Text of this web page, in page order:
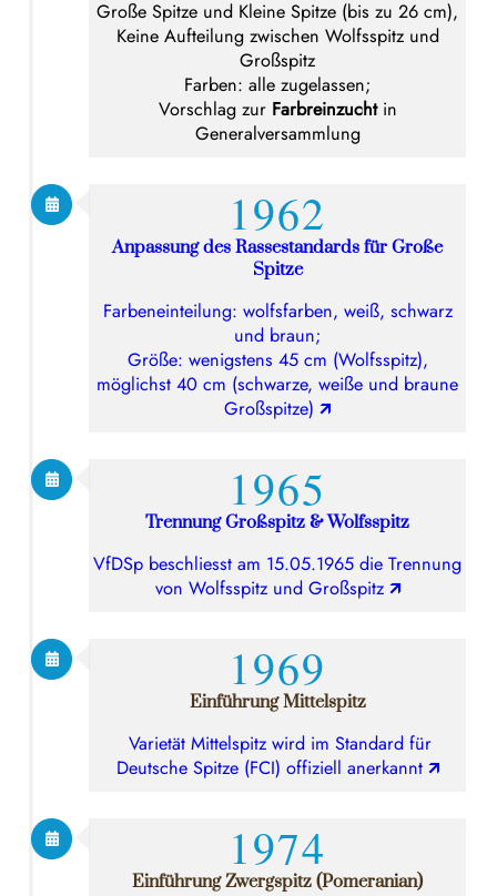
Große Spitze und Kleine Spitze (bis zu 26 cm),
Keine Aufteilung zwischen Wolfsspitz und
Großspitz
Farben: alle zugelassen;
Vorschlag zur Farbreinzucht in
Generalversammlung
1962
Anpassung des Rassestandards für Große
Spitze
Farbeneinteilung: wolfsfarben, weiß, schwarz
und braun;
Größe: wenigstens 45 cm (Wolfsspitz),
möglichst 40 cm (schwarze, weiße und braune
Großspitze) 🡭
1965
Trennung Großspitz & Wolfsspitz
VfDSp beschliesst am 15.05.1965 die Trennung
von Wolfsspitz und Großspitz 🡭
1969
Einführung Mittelspitz
Varietät Mittelspitz wird im Standard für
Deutsche Spitze (FCI) offiziell anerkannt 🡭
1974
Einführung Zwergspitz (Pomeranian)